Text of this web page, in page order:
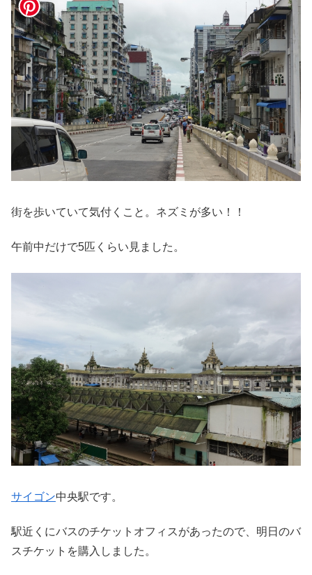
街を歩いていて気付くこと。ネズミが多い！！
午前中だけで5匹くらい見ました。
サイゴン中央駅です。
駅近くにバスのチケットオフィスがあったので、明日のバ
スチケットを購入しました。